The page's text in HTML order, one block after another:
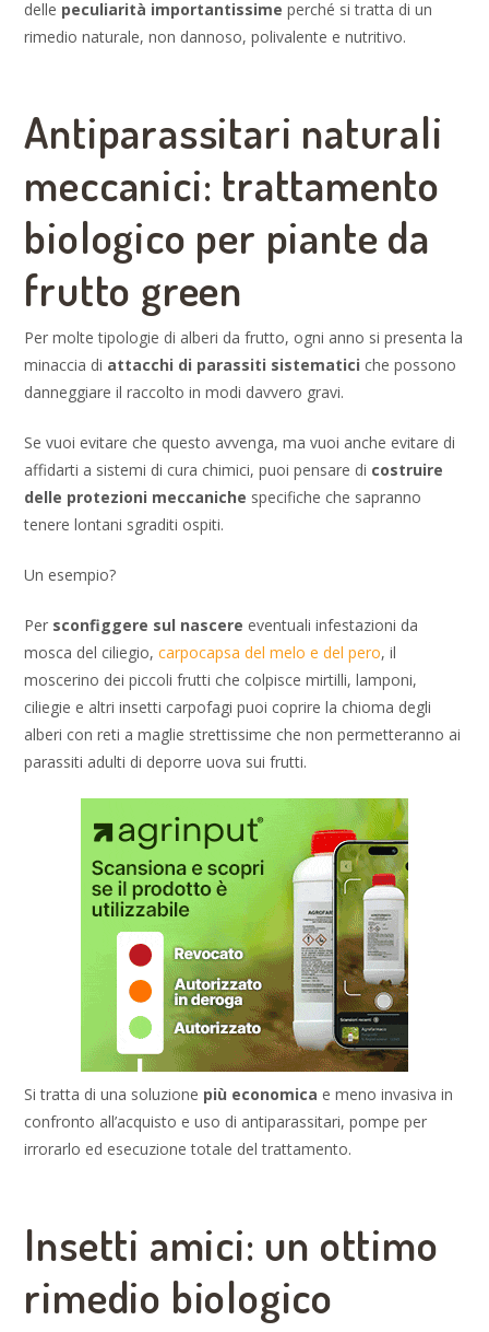
delle peculiarità importantissime perché si tratta di un
rimedio naturale, non dannoso, polivalente e nutritivo.
Antiparassitari naturali
meccanici: trattamento
biologico per piante da
frutto green
Per molte tipologie di alberi da frutto, ogni anno si presenta la
minaccia di attacchi di parassiti sistematici che possono
danneggiare il raccolto in modi davvero gravi.
Se vuoi evitare che questo avvenga, ma vuoi anche evitare di
affidarti a sistemi di cura chimici, puoi pensare di costruire
delle protezioni meccaniche specifiche che sapranno
tenere lontani sgraditi ospiti.
Un esempio?
Per sconfiggere sul nascere eventuali infestazioni da
mosca del ciliegio,carpocapsa del melo e del pero, il
moscerino dei piccoli frutti che colpisce mirtilli, lamponi,
ciliegie e altri insetti carpofagi puoi coprire la chioma degli
alberi con reti a maglie strettissime che non permetteranno ai
parassiti adulti di deporre uova sui frutti.
Si tratta di una soluzione più economica e meno invasiva in
confronto all’acquisto e uso di antiparassitari, pompe per
irrorarlo ed esecuzione totale del trattamento.
Insetti amici: un ottimo
rimedio biologico